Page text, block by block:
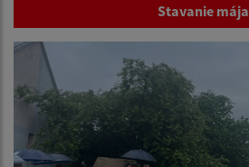
Stavanie mája